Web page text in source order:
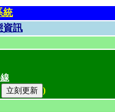
統
資訊
)